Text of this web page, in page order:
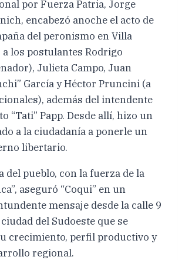
por Fuerza Patria, Jorge
encabezó anoche el acto de
del peronismo en Villa
los postulantes Rodrigo
Julieta Campo, Juan
García y Héctor Pruncini (a
además del intendente
“Tati” Papp. Desde allí, hizo un
a la ciudadanía a ponerle un
libertario.
del pueblo, con la fuerza de la
aseguró “Coqui” en un
mensaje desde la calle 9
del Sudoeste que se
crecimiento, perfil productivo y
regional.